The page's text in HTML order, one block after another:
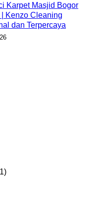
Karpet Masjid Bogor
| Kenzo Cleaning
dan Terpercaya